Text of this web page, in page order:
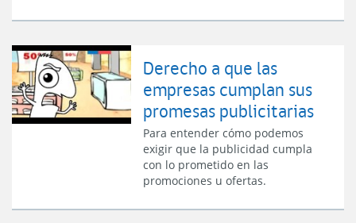
Derecho a que las
empresas cumplan sus
promesas publicitarias
Para entender cómo podemos
exigir que la publicidad cumpla
con lo prometido en las
promociones u ofertas.